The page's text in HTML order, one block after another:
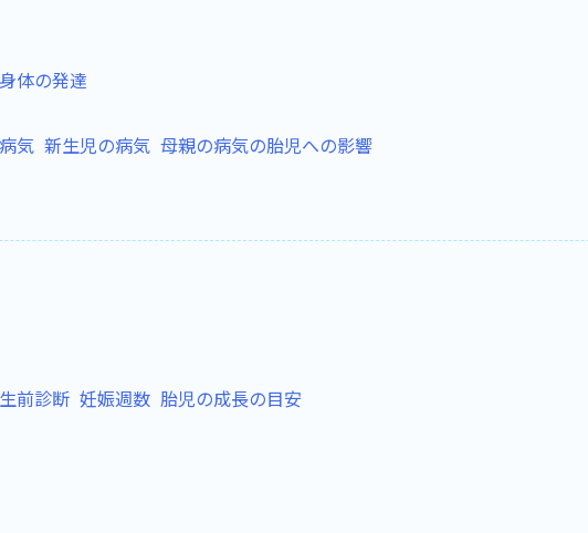
身体の発達
気 新生児の病気 母親の病気の胎児への影響
前診断 妊娠週数 胎児の成長の目安